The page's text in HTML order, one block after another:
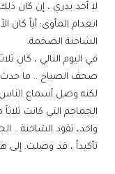
لا أحد يدري ، إن كان
انعدام المأوى: أياً كان
الشاحنة الضخمة.
في اليوم التالي ، كان
صحف الصباح .. ما حدث
لكنه وصل أسماع
الجماجم التي كانت
واحد، تقود الشاحنة ..
تأكيداً ، قد وصلت. إلى